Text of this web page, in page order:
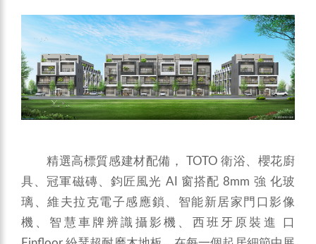
精選高標質感建材配備， TOTO 衛浴、櫻花廚
具、冠軍磁磚、鈞匠風光 AI 窗搭配 8mm 強 化玻
璃、維夫拉克電子感應鎖、智能新居家門口影像
機、智慧車牌辨識攝影機、西班牙原裝進 口